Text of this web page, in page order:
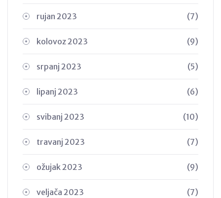
rujan 2023 (7)
kolovoz 2023 (9)
srpanj 2023 (5)
lipanj 2023 (6)
svibanj 2023 (10)
travanj 2023 (7)
ožujak 2023 (9)
veljača 2023 (7)